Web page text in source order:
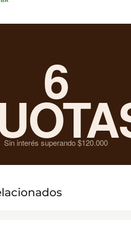
6
Sin interés superando $120.000